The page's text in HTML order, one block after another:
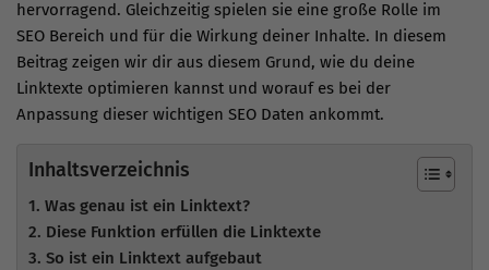
hervorragend. Gleichzeitig spielen sie eine große Rolle im
SEO Bereich und für die Wirkung deiner Inhalte. In diesem
Beitrag zeigen wir dir aus diesem Grund, wie du deine
Linktexte optimieren kannst und worauf es bei der
Anpassung dieser wichtigen SEO Daten ankommt.
Inhaltsverzeichnis
1. Was genau ist ein Linktext?
2. Diese Funktion erfüllen die Linktexte
3. So ist ein Linktext aufgebaut